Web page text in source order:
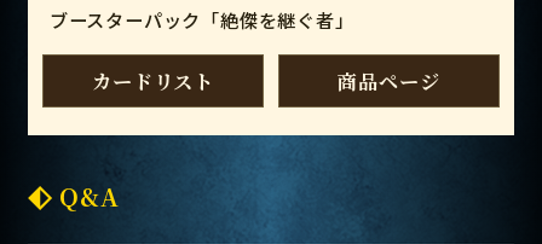
ブースターパック「絶傑を継ぐ者」
カードリスト 商品ページ
Q&A